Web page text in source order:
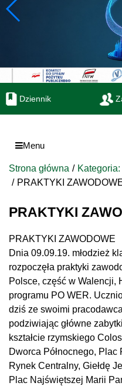
Dziennik
Menu
Strona główna
PRAKTYKI
PRAKTYKI
PRAKTYKI ZAWODOWE
Dnia 09.09.19. młodzież
rozpoczęła praktyki
Polsce, część w Walencji,
programu PO WER.
dziś ze swoimi
podziwiając główne
kształcie rzymskiego
Dworca Północnego,
Rynek Centralny, Giełdę
Plac Najświętszej Marii